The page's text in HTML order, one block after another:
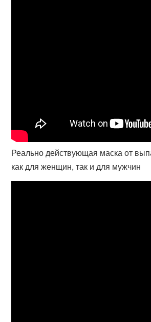
Реально действующая маска от
как для женщин, так и для мужчин